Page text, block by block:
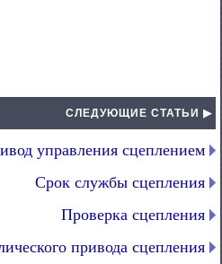
СЛЕДУЮЩИЕ СТАТЬИ ▶
управления сцеплением
Срок службы сцепления
Проверка сцепления
привода сцепления